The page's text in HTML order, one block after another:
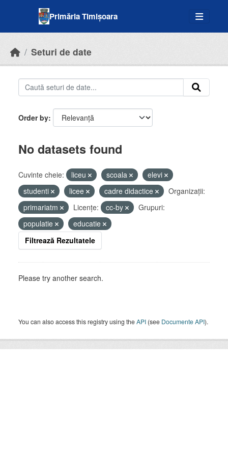
Primăria Timișoara
Seturi de date
Order by
No datasets found
Cuvinte cheie: liceu scoala
elevi
studenti
licee cadre didactice
Organizații:
primariatm
Licenţe: cc-by
Grupuri:
populatie
educatie
Filtrează Rezultatele
Please try another search.
You can also access this registry using theAPI (see Documente API).